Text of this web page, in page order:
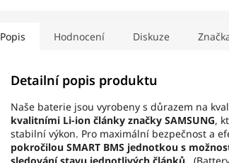
Popis Hodnocení Diskuze
Detailní popis produktu
Naše baterie jsou vyrobeny s důrazem na
kvalitními Li-ion články značky SAMSUNG,
stabilní výkon. Pro maximální bezpečnost a
pokročilou SMART BMS jednotkou s